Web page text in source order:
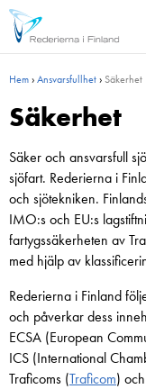
Hem›Ansvarsfullhet›Säkerhet
Säkerhet
Säker och ansvarsfull
sjöfart. Rederierna i
och sjötekniken.
IMO:s och EU:s
fartygssäkerheten av
med hjälp av
Rederierna i Finland
och påverkar dess
ECSA (European
ICS (International
Traficoms (Traficom)